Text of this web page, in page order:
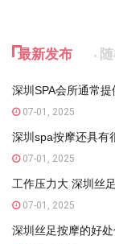
最新发布
深圳SPA会所通常提
07-01, 2025
深圳spa按摩还具有
07-01, 2025
工作压力大 深圳丝
07-01, 2025
深圳丝足按摩的好